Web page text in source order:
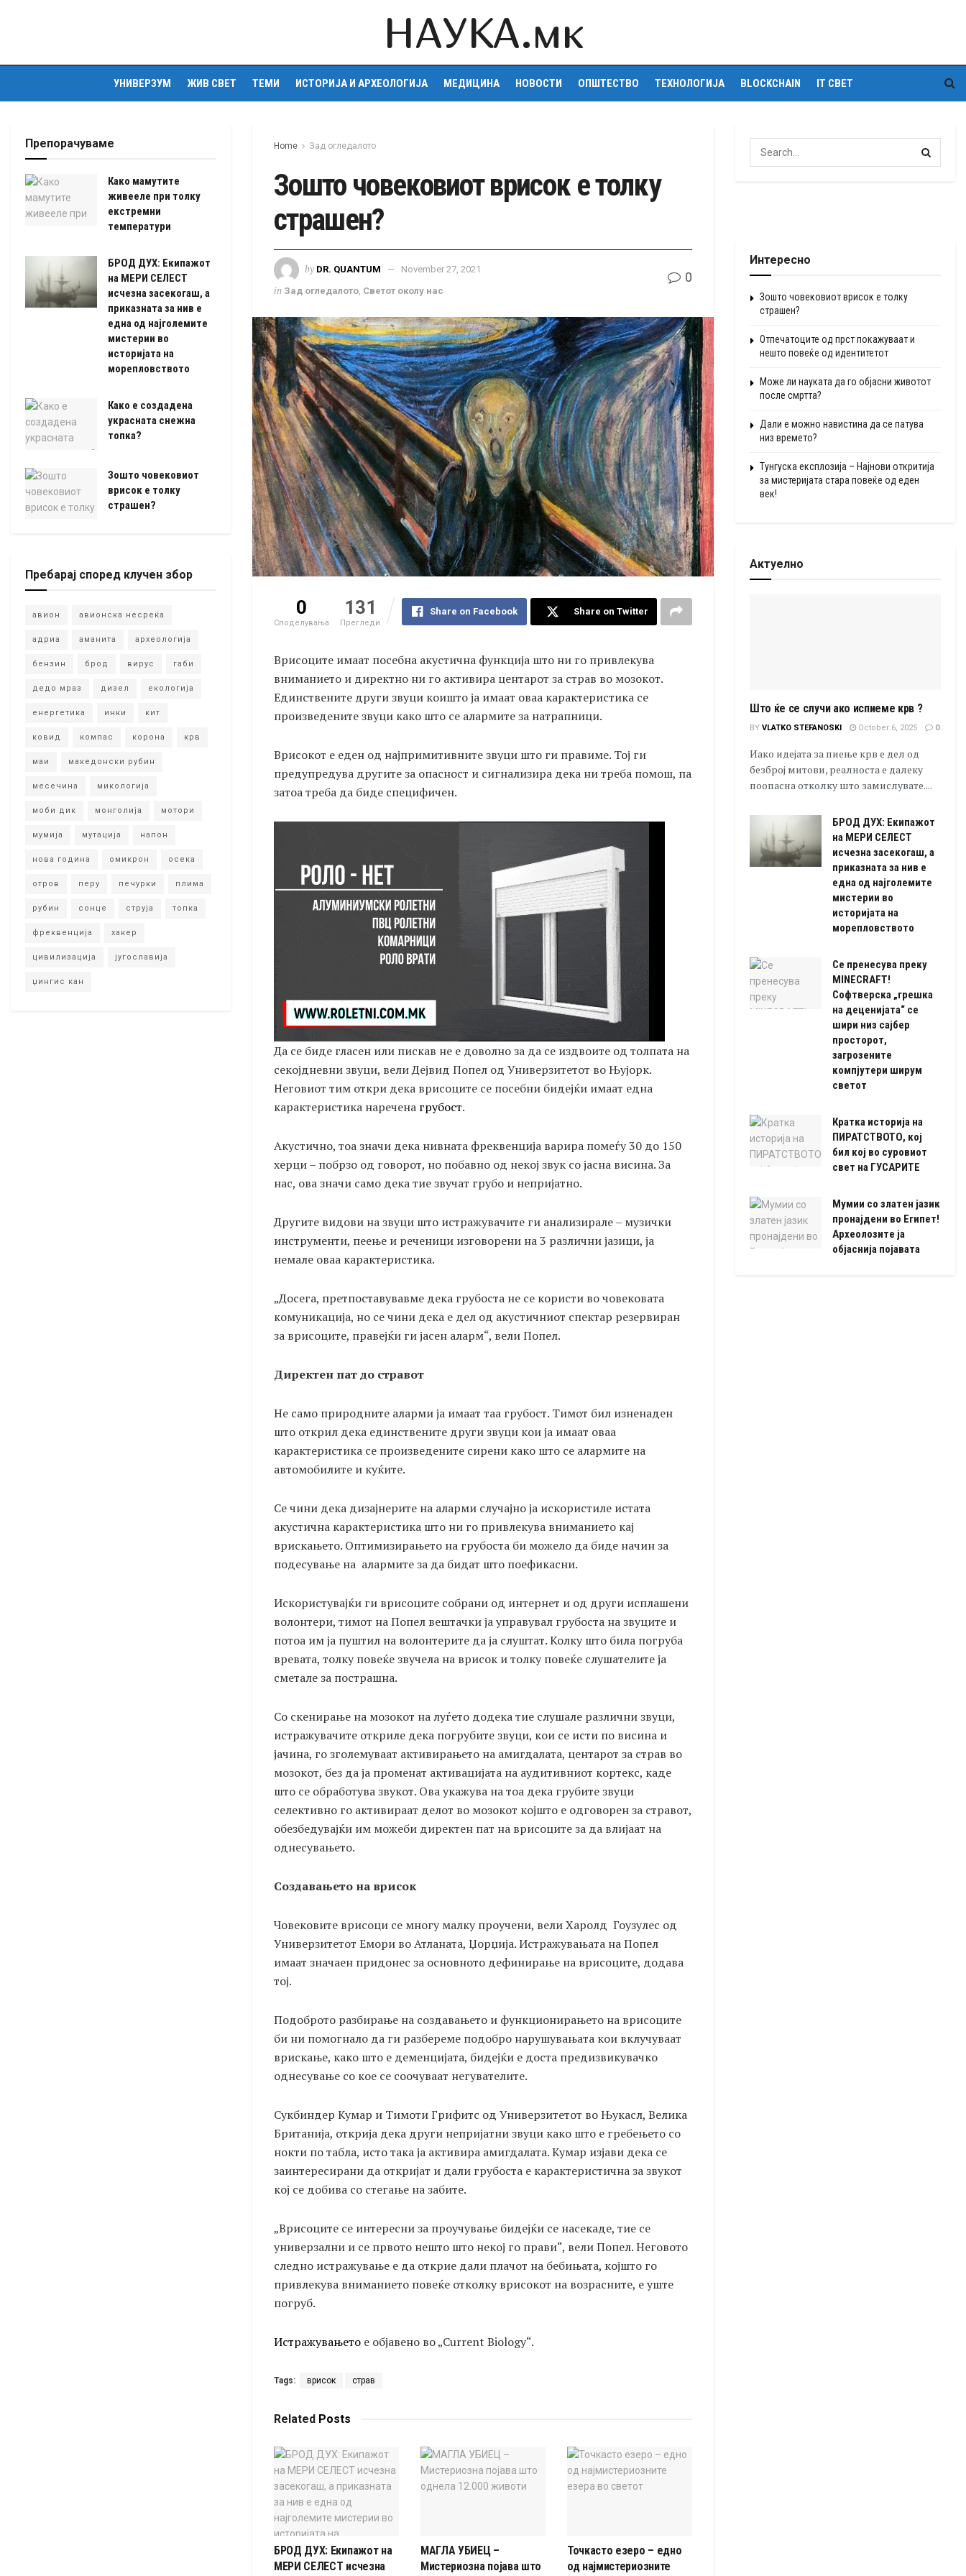
НАУКА.мк
УНИВЕРЗУМ ЖИВ СВЕТ ТЕМИ ИСТОРИЈА И АРХЕОЛОГИЈА МЕДИЦИНА НОВОСТИ ОПШТЕСТВО ТЕХНОЛОГИЈА BLOCKCHAIN IT СВЕТ
Home Зад огледалото
Зошто човековиот врисок е толку
страшен?
by DR. QUANTUM November 27, 2021
in Зад огледалото Светот околу нас
0
0
Споделувања
131
Прегледи
Share on Facebook Share on Twitter
Врисоците имаат посебна акустична функција што ни го привлекува
вниманието и директно ни го активира центарот за страв во мозокот.
Единствените други звуци коишто ја имаат оваа карактеристика се
произведените звуци како што се алармите за натрапници.
Врисокот е еден од најпримитивните звуци што ги правиме. Тој ги
предупредува другите за опасност и сигнализира дека ни треба помош, па
затоа треба да биде специфичен.
Да се биде гласен или пискав не е доволно за да се издвоите од толпата на
секојдневни звуци, вели Дејвид Попел од Универзитетот во Њујорк.
Неговиот тим откри дека врисоците се посебни бидејќи имаат една
карактеристика наречена грубост.
Акустично, тоа значи дека нивната фреквенција варира помеѓу 30 до 150
херци – побрзо од говорот, но побавно од некој звук со јасна висина. За
нас, ова значи само дека тие звучат грубо и непријатно.
Другите видови на звуци што истражувачите ги анализирале – музички
инструменти, пеење и реченици изговорени на 3 различни јазици, ја
немале оваа карактеристика.
„Досега, претпоставувавме дека грубоста не се користи во човековата
комуникација, но се чини дека е дел од акустичниот спектар резервиран
за врисоците, правејќи ги јасен аларм“, вели Попел.
Директен пат до стравот
Не само природните аларми ја имаат таа грубост. Тимот бил изненаден
што открил дека единствените други звуци кои ја имаат оваа
карактеристика се произведените сирени како што се алармите на
автомобилите и куќите.
Се чини дека дизајнерите на аларми случајно ја искористиле истата
акустична карактеристика што ни го привлекува вниманието кај
врискањето. Оптимизирањето на грубоста би можело да биде начин за
подесување на алармите за да бидат што поефикасни.
Искористувајќи ги врисоците собрани од интернет и од други исплашени
волонтери, тимот на Попел вештачки ја управувал грубоста на звуците и
потоа им ја пуштил на волонтерите да ја слуштат. Колку што била погруба
вревата, толку повеќе звучела на врисок и толку повеќе слушателите ја
сметале за пострашна.
Со скенирање на мозокот на луѓето додека тие слушале различни звуци,
истражувачите откриле дека погрубите звуци, кои се исти по висина и
јачина, го зголемуваат активирањето на амигдалата, центарот за страв во
мозокот, без да ја променат активацијата на аудитивниот кортекс, каде
што се обработува звукот. Ова укажува на тоа дека грубите звуци
селективно го активираат делот во мозокот којшто е одговорен за стравот,
обезбедувајќи им можеби директен пат на врисоците за да влијаат на
однесувањето.
Создавањето на врисок
Човековите врисоци се многу малку проучени, вели Харолд Гоузулес од
Универзитетот Емори во Атланата, Џорџија. Истражувањата на Попел
имаат значаен придонес за основното дефинирање на врисоците, додава
тој.
Подоброто разбирање на создавањето и функционирањето на врисоците
би ни помогнало да ги разбереме подобро нарушувањата кои вклучуваат
врискање, како што е деменцијата, бидејќи е доста предизвикувачко
однесување со кое се соочуваат негувателите.
Сукбиндер Кумар и Тимоти Грифитс од Универзитетот во Њукасл, Велика
Британија, открија дека други непријатни звуци како што е гребењето со
нокти по табла, исто така ја активира амигдалата. Кумар изјави дека се
заинтересирани да откријат и дали грубоста е карактеристична за звукот
кој се добива со стегање на забите.
„Врисоците се интересни за проучување бидејќи се насекаде, тие се
универзални и се првото нешто што некој го прави“, вели Попел. Неговото
следно истражување е да открие дали плачот на бебињата, којшто го
привлекува вниманието повеќе отколку врисокот на возрасните, е уште
погруб.
Истражувањето е објавено во „Current Biology“.
Tags: врисок страв
Related Posts
БРОД ДУХ: Екипажот на
МЕРИ СЕЛЕСТ исчезна
МАГЛА УБИЕЦ –
Мистериозна појава што
Точкасто езеро – едно
од најмистериозните
Препорачуваме
Како мамутите
живееле при толку
екстремни
температури
БРОД ДУХ: Екипажот
на МЕРИ СЕЛЕСТ
исчезна засекогаш, а
приказната за нив е
една од најголемите
мистерии во
историјата на
морепловството
Како е создадена
украсната снежна
топка?
Зошто човековиот
врисок е толку
страшен?
Пребарај според клучен збор
авион авионска несреќа
адриа аманита археологија
бензин брод вирус габи
дедо мраз дизел екологија
енергетика инки кит
ковид компас корона крв
маи македонски рубин
месечина микологија
моби дик монголија мотори
мумија мутација напон
нова година омикрон осека
отров перу печурки плима
рубин сонце струја топка
фреквенција хакер
цивилизација југославија
џингис кан
Интересно
Зошто човековиот врисок е толку
страшен?
Отпечатоците од прст покажуваат и
нешто повеќе од идентитетот
Може ли науката да го објасни животот
после смртта?
Дали е можно навистина да се патува
низ времето?
Тунгуска експлозија – Најнови откритија
за мистеријата стара повеќе од еден
век!
Актуелно
Што ќе се случи ако испиеме крв ?
BY VLATKO STEFANOSKI October 6, 2025 0
Иако идејата за пиење крв е дел од
безброј митови, реалноста е далеку
поопасна отколку што замислувате....
БРОД ДУХ: Екипажот
на МЕРИ СЕЛЕСТ
исчезна засекогаш, а
приказната за нив е
една од најголемите
мистерии во
историјата на
морепловството
Се пренесува преку
MINECRAFT!
Софтверска „грешка
на деценијата“ се
шири низ сајбер
просторот,
загрозените
компјутери ширум
светот
Кратка историја на
ПИРАТСТВОТО, кој
бил кој во суровиот
свет на ГУСАРИТЕ
Мумии со златен јазик
пронајдени во Египет!
Археолозите ја
објаснија појавата